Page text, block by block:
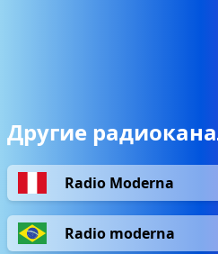
Другие
Radio Moderna
Radio moderna